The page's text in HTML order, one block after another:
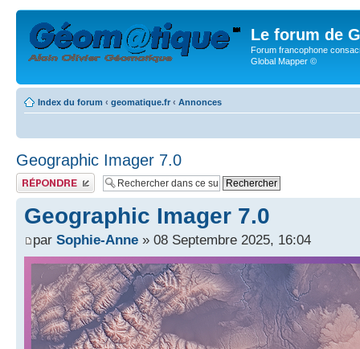
Le forum de
Forum francophone
Global Mapper ©
Index du forum ‹ geomatique.fr ‹ Annonces
Geographic Imager 7.0
Publier une réponse
Geographic Imager 7.0
par Sophie-Anne » 08 Septembre 2025, 16:04